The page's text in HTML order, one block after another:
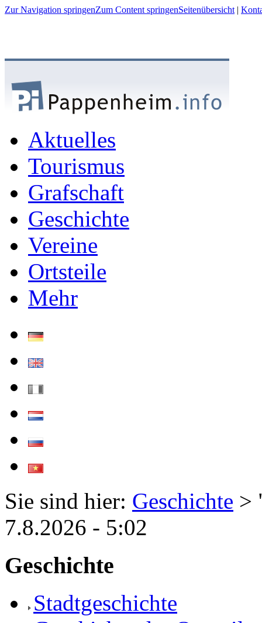
Zur Navigation springenZum Content springenSeitenübersicht |
Aktuelles
Tourismus
Grafschaft
Geschichte
Vereine
Ortsteile
Mehr
Sie sind hier: Geschichte >
7.8.2026 - 5:02
Geschichte
Stadtgeschichte